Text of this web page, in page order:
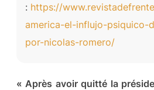
: https://
america-el-influjo-psiquico-
por-nicolas-romero/
« Après avoir quitté la